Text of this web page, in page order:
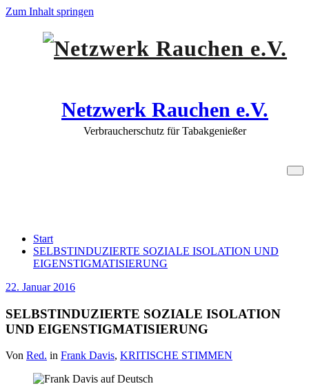
Zum Inhalt springen
Netzwerk Rauchen e.V.
Verbraucherschutz für Tabakgenießer
Start
SELBSTINDUZIERTE SOZIALE ISOLATION UND
EIGENSTIGMATISIERUNG
22. Januar 2016
SELBSTINDUZIERTE SOZIALE ISOLATION
UND EIGENSTIGMATISIERUNG
Von Red. in Frank Davis, KRITISCHE STIMMEN